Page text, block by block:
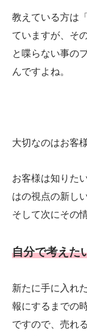
教えている方は
ていますが、そ
と喋らない事の
んですよね。
大切なのはお客
お客様は知りた
はの視点の新し
そして次にその
自分で考えた
新たに手に入れ
報にするまでの
ですので、売れ